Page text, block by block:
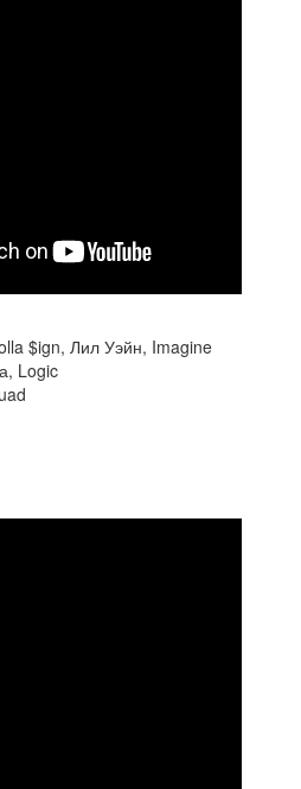
$ign, Лил Уэйн, Imagine
Logic